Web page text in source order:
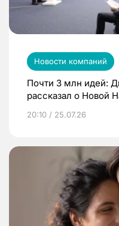
Новости компаний
Почти 3 млн идей:
рассказал о Новой
20:10 / 25.07.26